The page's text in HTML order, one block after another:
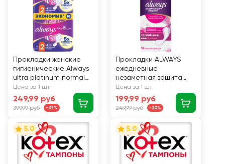
Прокладки женские
гигиенические Always
ultra platinum normal
plus duo 16шт.
Цена за 1 шт
249,99 руб
399,99 руб -37%
Прокладки ALWAYS
ежедневные
незаметная защита
16шт.
Цена за 1 шт
199,99 руб
249,99 руб -20%
5.0 5.0